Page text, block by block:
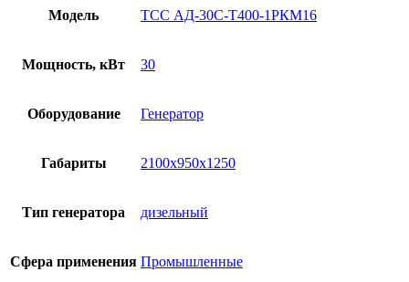
Модель ТСС АД-30С-Т400-1РКМ16
Мощность, кВт 30
Оборудование Генератор
Габариты 2100х950х1250
Тип генератора дизельный
Сфера применения Промышленные